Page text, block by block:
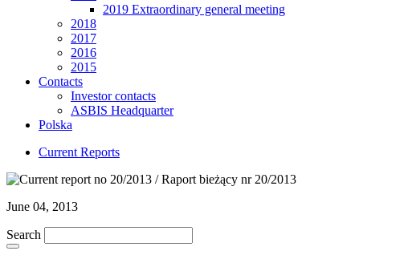
2019 Extraordinary general meeting
2018
2017
2016
2015
Contacts
Investor contacts
ASBIS Headquarter
Polska
Current Reports
June 04, 2013
Search